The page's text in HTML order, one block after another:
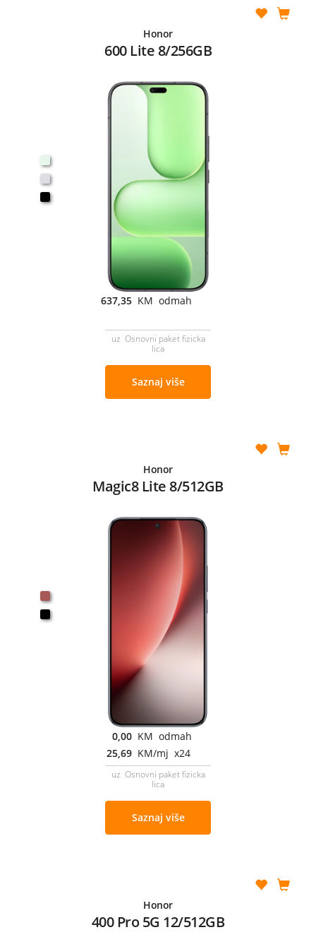
Honor
600 Lite 8/256GB
637,35 KM odmah
uz Osnovni paket fizicka
lica
Saznaj više
Honor
Magic8 Lite 8/512GB
0,00 KM odmah
25,69 KM/mj x24
uz Osnovni paket fizicka
lica
Saznaj više
Honor
400 Pro 5G 12/512GB